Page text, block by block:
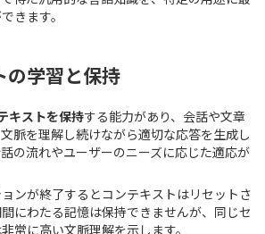
きます。
の学習と保持
キストを保持する能力があり、会話や文章
脈を理解し続けながら適切な応答を生成し
の流れやユーザーのニーズに応じた適応が
ンが終了するとコンテキストはリセットさ
にわたる記憶は保持できませんが、同じセ
常に高い文脈理解を示します。